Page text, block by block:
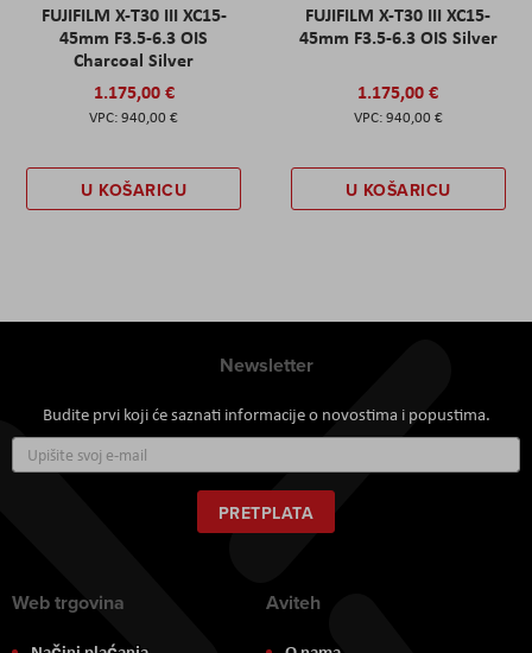
FUJIFILM X-T30 III XC15-
45mm F3.5-6.3 OIS
Charcoal Silver
1.175,00 €
940,00 €
U KOŠARICU
FUJIFILM X-T30 III XC15-
45mm F3.5-6.3 OIS Silver
1.175,00 €
940,00 €
U KOŠARICU
Newsletter
Budite prvi koji će saznati informacije o novostima i popustima.
se
za
naš
newsletter:
PRETPLATA
Web trgovina Aviteh